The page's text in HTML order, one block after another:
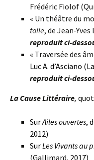
Frédéric Fiolof
« Un théâtre du
toile, de Jean-
reproduit ci-
« Traversée des
Luc A. d’Asciano
reproduit ci-
La Cause Littéraire,
SurAiles ouvertes,
2012)
SurLes Vivants au
(Gallimard, 2017)